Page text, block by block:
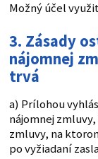
Možný účel
3. Zásady
nájomnej
trvá
a) Prílohou
nájomnej
zmluvy, na
po vyžiadaní